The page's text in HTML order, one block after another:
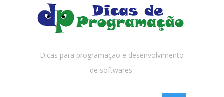
Dicas para programação e desenvolvimento
de softwares.